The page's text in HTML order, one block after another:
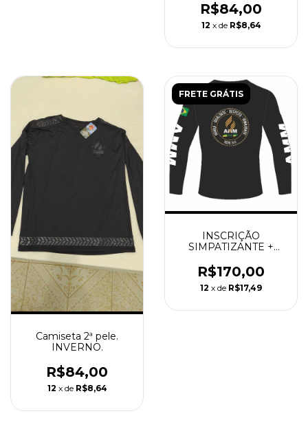
R$84,00
12 x de R$8,64
Camiseta 2ª pele.
INVERNO.
R$84,00
12 x de R$8,64
FRETE GRÁTIS
INSCRIÇÃO
SIMPATIZANTE +
LONGA
R$170,00
12 x de R$17,49